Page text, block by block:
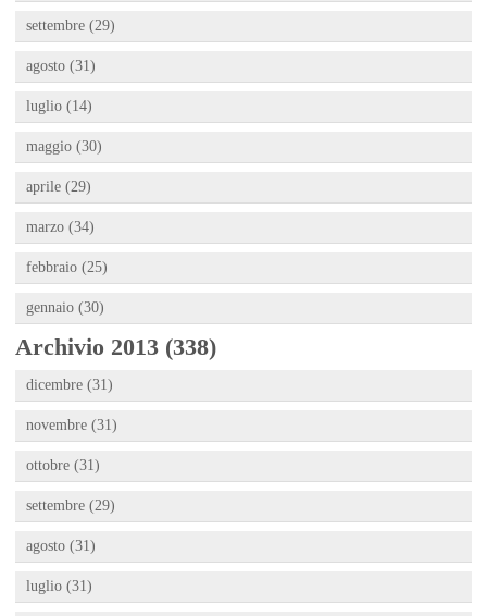
settembre (29)
agosto (31)
luglio (14)
maggio (30)
aprile (29)
marzo (34)
febbraio (25)
gennaio (30)
Archivio 2013 (338)
dicembre (31)
novembre (31)
ottobre (31)
settembre (29)
agosto (31)
luglio (31)